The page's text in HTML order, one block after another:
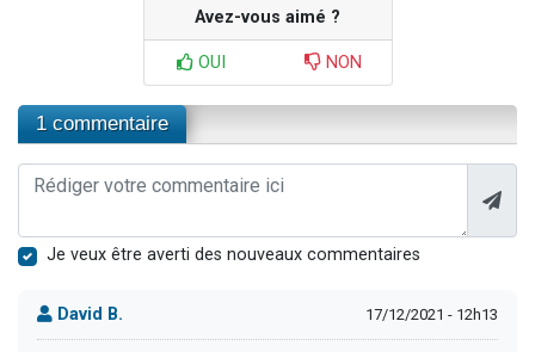
Avez-vous aimé ?
OUI NON
1 commentaire
Je veux être averti des nouveaux commentaires
David B. 17/12/2021 - 12h13